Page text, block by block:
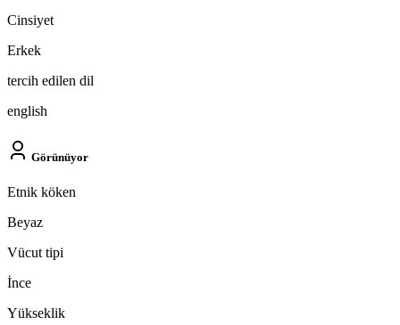
Cinsiyet
Erkek
tercih edilen dil
english
Görünüyor
Etnik köken
Beyaz
Vücut tipi
İnce
Yükseklik